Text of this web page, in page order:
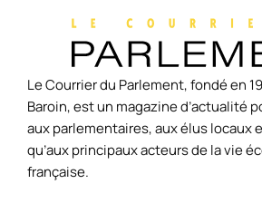
Le Courrier du Parlement, fondé en
Baroin, est un magazine d’actualité
aux parlementaires, aux élus locaux
qu’aux principaux acteurs de la vie
française.